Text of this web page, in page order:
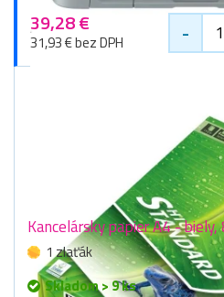
39,28 €
31,93 € bez DPH -
Kancelársky papier A4 -
1 zlaťák
Skladom > 9 ks